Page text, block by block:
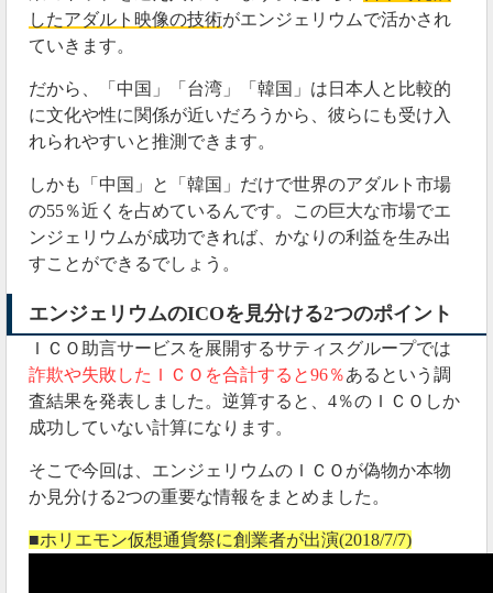
2019年12月04日
12月上旬に出金制限
エンジェリウムでは12月上旬に出金制限
#エンジェリウム #angelium
・12月上旬よりKYCにて出金額の引き上げが可
・2段階認証/取引パスワード変更の推奨
・XWISHサービス及びXLOVEが12月中に公開予
定
・年内に秋葉原に巨大広告掲載予定（遅延中）
https://t.co/YgopmNJsgm
— ビットコイン予備校 (@bitcoin16school)
December 1, 2019
ちなみに、KYC（本人確認）を行うことによって、出
したアダルト映像の技術がエンジェリウムで活かされ
ていきます。
だから、「中国」「台湾」「韓国」は日本人と比較的
に文化や性に関係が近いだろうから、彼らにも受け入
れられやすいと推測できます。
しかも「中国」と「韓国」だけで世界のアダルト市場
の55％近くを占めているんです。この巨大な市場でエ
ンジェリウムが成功できれば、かなりの利益を生み出
すことができるでしょう。
エンジェリウムのICOを見分ける2つのポイント
ＩＣＯ助言サービスを展開するサティスグループでは
詐欺や失敗したＩＣＯを合計すると96％あるという調
査結果を発表しました。逆算すると、 4％のＩＣＯしか
成功していない計算になります。
そこで今回は、エンジェリウムのＩＣＯが偽物か本物
か見分ける2つの重要な情報をまとめました。
■ホリエモン仮想通貨祭に創業者が出演(2018/7/7)